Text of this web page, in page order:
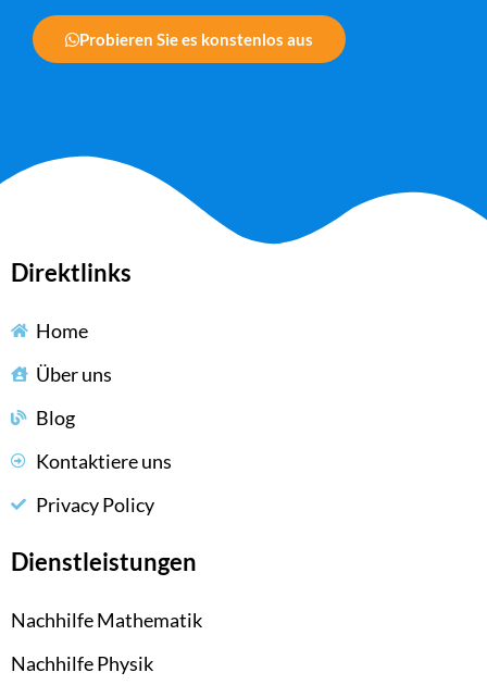
Probieren Sie es konstenlos aus
Direktlinks
Home
Über uns
Blog
Kontaktiere uns
Privacy Policy
Dienstleistungen
Nachhilfe Mathematik
Nachhilfe Physik